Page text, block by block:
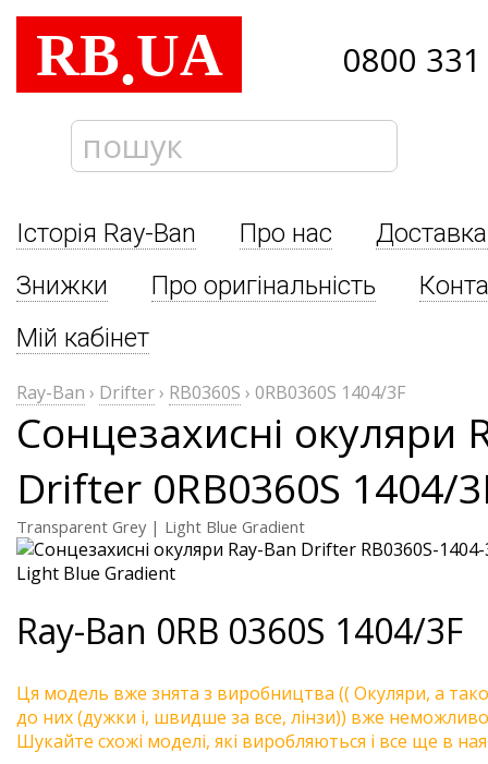
RB.UA 0800
Історія Ray-Ban Про нас
Знижки
Про оригінальність
Мій кабінет
Ray-Ban › Drifter› RB0360S › 0RB0360S 1404/3F
Сонцезахисні окуляри
Drifter 0RB0360S 1404/
Transparent Grey | Light Blue Gradient
Ray-Ban 0RB 0360S 1404/3F
Ця модель вже знята з виробництва (( Окуляри, а
до них (дужки і, швидше за все, лінзи)) вже неможливо
Шукайте схожі моделі, які виробляються і все ще в